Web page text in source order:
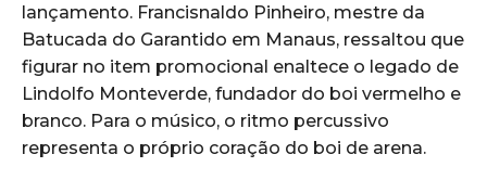
lançamento. Francisnaldo Pinheiro, mestre da
Batucada do Garantido em Manaus, ressaltou que
figurar no item promocional enaltece o legado de
Lindolfo Monteverde, fundador do boi vermelho e
branco. Para o músico, o ritmo percussivo
representa o próprio coração do boi de arena.